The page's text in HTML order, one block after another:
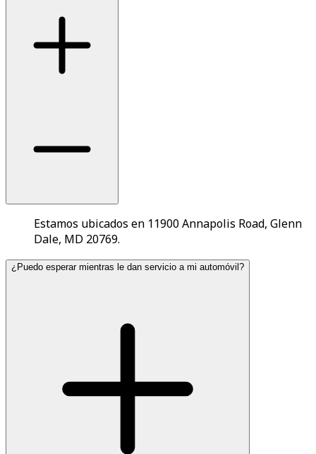
Estamos ubicados en 11900 Annapolis Road, Glenn
Dale, MD 20769.
¿Puedo esperar mientras le dan servicio a mi automóvil?